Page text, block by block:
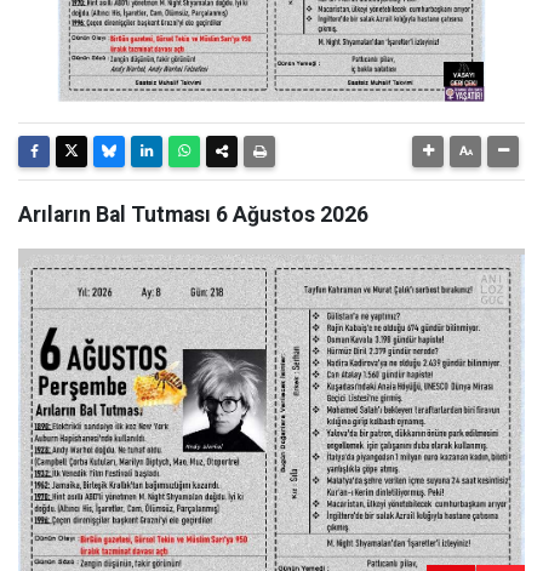
Arıların Bal Tutması 6 Ağustos 2026